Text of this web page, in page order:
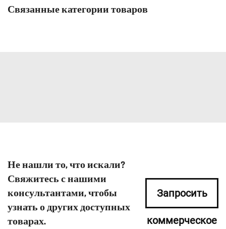
Связанные категории товаров
Не нашли то, что искали?
Свяжитесь с нашими
консультантами, чтобы
узнать о других доступных
товарах.
Запросить
коммерческое